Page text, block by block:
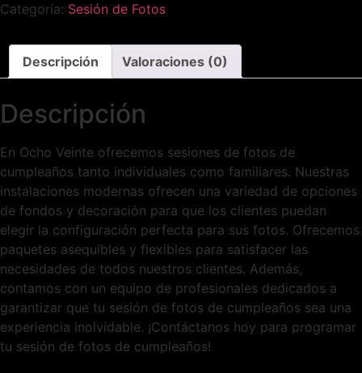
Categoría: Sesión de Fotos
Descripción Valoraciones (0)
Descripción
En Ocho Veinte ofrecemos sesiones de fotos de
cumpleaños tanto individuales como familiares. Nuestras
instalaciones modernas ofrecen una variedad de opciones
de fondos y decoración para que los clientes puedan
elegir la configuración perfecta para sus fotos. Ofrecemos
paquetes asequibles y flexibles para satisfacer las
necesidades de todos nuestros clientes. Además,
contamos con un equipo de profesionales dedicados a
garantizar que tu sesión de fotos de cumpleaños sea una
experiencia inolvidable. ¡Contáctanos hoy para programar
tu sesión de fotos de cumpleaños!